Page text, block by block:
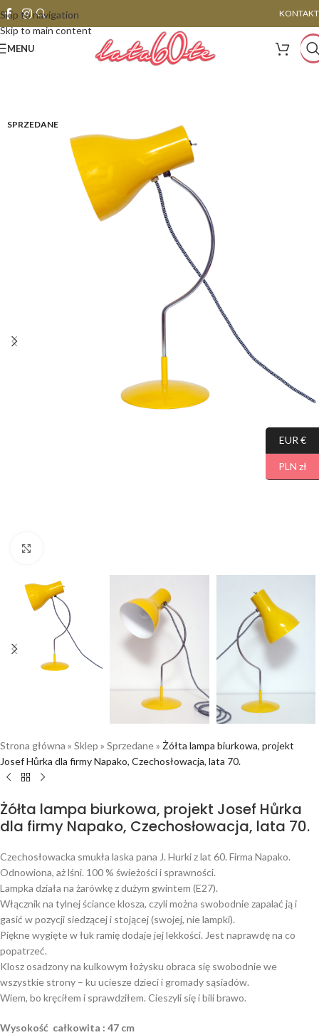
Skip to navigation
Skip to main content
KONTAKT
MENU
SPRZEDANE
Strona główna » Sklep » Sprzedane» Żółta lampa biurkowa, projekt
Josef Hůrka dla firmy Napako, Czechosłowacja, lata 70.
Żółta lampa biurkowa, projekt Josef Hůrka
dla firmy Napako, Czechosłowacja, lata 70.
Czechosłowacka smukła laska pana J. Hurki z lat 60. Firma Napako.
Odnowiona, aż lśni. 100 % świeżości i sprawności.
Lampka działa na żarówkę z dużym gwintem (E27).
Włącznik na tylnej ściance klosza, czyli można swobodnie zapalać ją i
gasić w pozycji siedzącej i stojącej (swojej, nie lampki).
Piękne wygięte w łuk ramię dodaje jej lekkości. Jest naprawdę na co
popatrzeć.
Klosz osadzony na kulkowym łożysku obraca się swobodnie we
wszystkie strony – ku uciesze dzieci i gromady sąsiadów.
Wiem, bo kręciłem i sprawdziłem. Cieszyli się i bili brawo.
Wysokość całkowita : 47 cm
EUR €
PLN zł